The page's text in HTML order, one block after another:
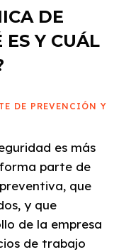
DE
ES Y CUÁL
DE PREVENCIÓN Y
es más
parte de
que
y que
de la empresa
de trabajo